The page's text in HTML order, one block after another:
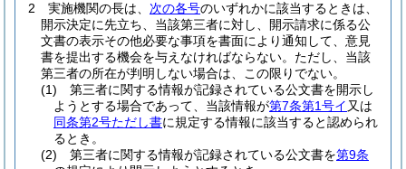
2
実施機関の長は、 次の各号のいずれかに該当するときは、
開示決定に先立ち、当該第三者に対し、開示請求に係る公
文書の表示その他必要な事項を書面により通知して、意見
書を提出する機会を与えなければならない。 ただし、当該
第三者の所在が判明しない場合は、この限りでない。
(1)
第三者に関する情報が記録されている公文書を開示し
ようとする場合であって、当該情報が第7条第1号イ 又は
同条第2号ただし書に規定する情報に該当すると認められ
るとき。
(2)
第三者に関する情報が記録されている公文書を第9条